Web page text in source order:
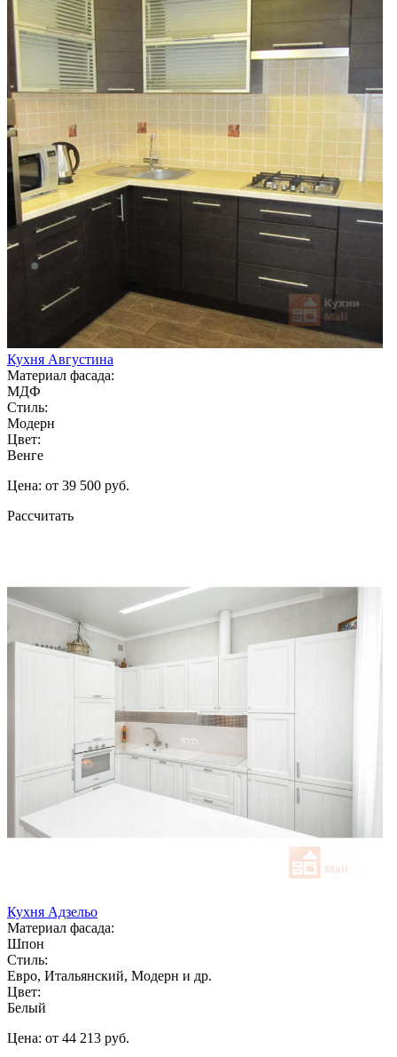
Кухня Августина
Материал фасада:
МДФ
Стиль:
Модерн
Цвет:
Венге
Цена: от 39 500 руб.
Рассчитать
Кухня Адзельо
Материал фасада:
Шпон
Стиль:
Евро, Итальянский, Модерн и др.
Цвет:
Белый
Цена: от 44 213 руб.